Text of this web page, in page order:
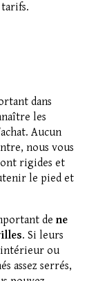
dans
les
Aucun
nous vous
rigides et
le pied et
dene
. Si leurs
ou
assez serrés,